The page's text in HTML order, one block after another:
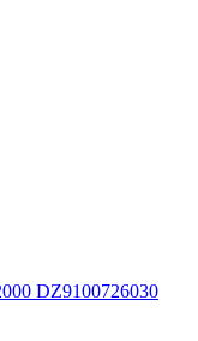
DZ9100726030